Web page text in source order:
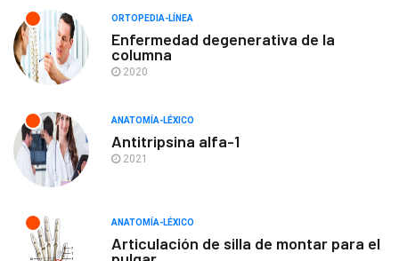
ORTOPEDIA-LÍNEA
Enfermedad degenerativa de la
columna
2020
ANATOMÍA-LÉXICO
Antitripsina alfa-1
2021
ANATOMÍA-LÉXICO
Articulación de silla de montar para el